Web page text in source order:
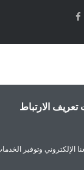
الارتباط
وتوفير الخدمات التي